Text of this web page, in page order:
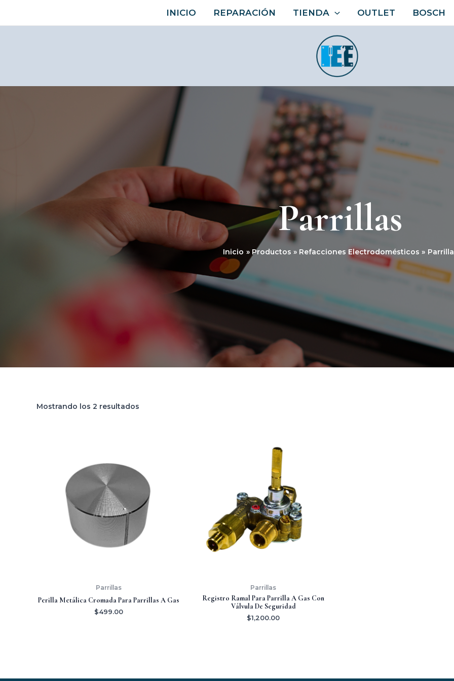
contenido
INICIO REPARACIÓN TIENDA OUTLET BOSCH
Parrillas
Inicio Productos Refacciones Electrodomésticos
Mostrando los 2 resultados
Parrillas
Perilla Metálica Cromada Para Parrillas A Gas
$499.00
Parrillas
Registro Ramal Para Parrilla A Gas Con
Válvula De Seguridad
$1,200.00